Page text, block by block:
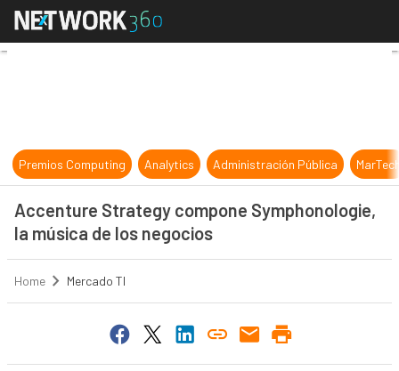
Accenture Strategy compone
Premios Computing Analytics Administración Pública
Accenture Strategy compone Symphonologie,
la música de los negocios
Home Mercado TI